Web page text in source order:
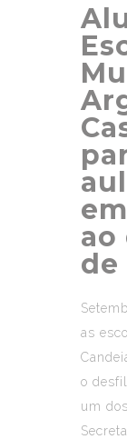
ao
de
as
o
um